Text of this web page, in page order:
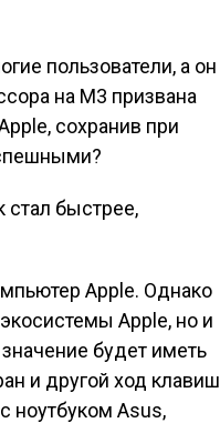
пользователи, а он
на M3 призвана
сохранив при
Apple. Однако
Apple, но и
будет иметь
и другой ход клавиш
ноутбуком Asus,